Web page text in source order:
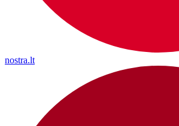
nostra.lt